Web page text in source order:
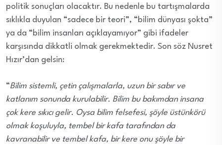
politik sonuçları olacaktır. Bu nedenle bu tartışmalarda
sıklıkla duyulan “sadece bir teori”, “bilim dünyası şokta”
ya da “bilim insanları açıklayamıyor” gibi ifadeler
karşısında dikkatli olmak gerekmektedir. Son söz Nusret
Hızır’dan gelsin:
“Bilim sistemli, çetin çalışmalarla, uzun bir sabır ve
katlanım sonunda kurulabilir. Bilim bu bakımdan insana
çok kere sıkıcı gelir. Oysa bilim felsefesi, şöyle üstünkörü
olmak koşuluyla, tembel bir kafa tarafından da
kavranabilir ve tembel kafa, bir kere onu şöyle bir